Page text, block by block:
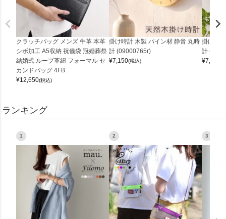
クラッチバッグ メンズ 牛革 本革
シボ加工 A5収納 祝儀袋 冠婚葬祭
結婚式 ループ革紐 フォーマル セ
カンドバッグ 4FB
¥12,650(税込)
掛け時計 木製 パイン材 静音 丸時
計 (09000765r)
¥7,150(税込)
掛け時
計
¥7,150
ランキング
1 2 3